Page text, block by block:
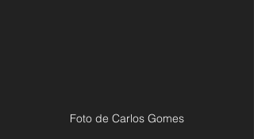
Foto de Carlos Gomes